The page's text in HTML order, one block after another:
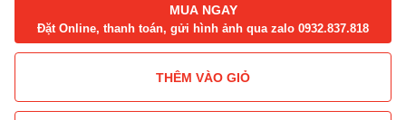
MUA NGAY
Đặt Online, thanh toán, gửi hình ảnh qua zalo 0932.837.818
THÊM VÀO GIỎ